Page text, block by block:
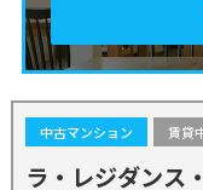
中古マンション 賃貸
ラ・レジダンス